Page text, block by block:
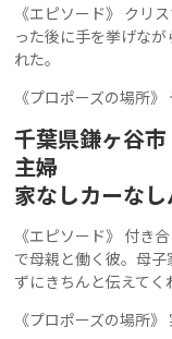
《エピソード》 クリ
った後に手を挙げな
れた。
《プロポーズの場所
千葉県鎌ヶ谷
主婦
家なしカーな
《エピソード》 付き
で母親と働く彼。母
ずにきちんと伝えてく
《プロポーズの場所